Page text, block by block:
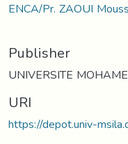
ENCA/Pr. ZAOUI
Publisher
UNIVERSITE
URI
https://depot.univ-